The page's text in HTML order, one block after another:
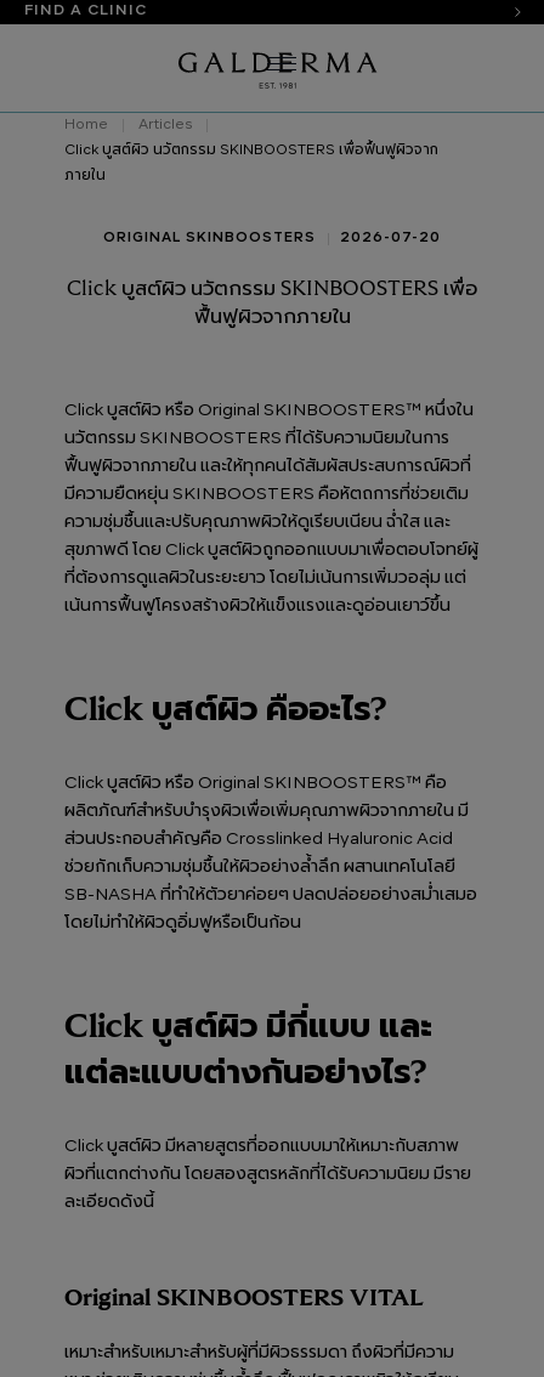
FIND A CLINIC
Home
Articles
Click บูสต์ผิว นวัตกรรม SKINBOOSTERS เพื่อฟื้นฟูผิวจาก
ภายใน
ORIGINAL SKINBOOSTERS 2026-07-20
Click บูสต์ผิว นวัตกรรม SKINBOOSTERS เพื่อ
ฟื้นฟูผิวจากภายใน
Click บูสต์ผิว หรือ Original SKINBOOSTERS™ หนึ่งใน
นวัตกรรม SKINBOOSTERS ที่ได้รับความนิยมในการ
ฟื้นฟูผิวจากภายใน และให้ทุกคนได้สัมผัสประสบการณ์ผิวที่
มีความยืดหยุ่น SKINBOOSTERS คือหัตถการที่ช่วยเติม
ความชุ่มชื้นและปรับคุณภาพผิวให้ดูเรียบเนียน ฉ่ำใส และ
สุขภาพดี โดย Click บูสต์ผิวถูกออกแบบมาเพื่อตอบโจทย์ผู้
ที่ต้องการดูแลผิวในระยะยาว โดยไม่เน้นการเพิ่มวอลุ่ม แต่
เน้นการฟื้นฟูโครงสร้างผิวให้แข็งแรงและดูอ่อนเยาว์ขึ้น
Click บูสต์ผิว คืออะไร?
Click บูสต์ผิว หรือ Original SKINBOOSTERS™ คือ
ผลิตภัณฑ์สำหรับบำรุงผิวเพื่อเพิ่มคุณภาพผิวจากภายใน มี
ส่วนประกอบสำคัญคือ Crosslinked Hyaluronic Acid
ช่วยกักเก็บความชุ่มชื้นให้ผิวอย่างล้ำลึก ผสานเทคโนโลยี
SB-NASHA ที่ทำให้ตัวยาค่อยๆ ปลดปล่อยอย่างสม่ำเสมอ
โดยไม่ทำให้ผิวดูอิ่มฟูหรือเป็นก้อน
Click บูสต์ผิว มีกี่แบบ และ
แต่ละแบบต่างกันอย่างไร?
Click บูสต์ผิว มีหลายสูตรที่ออกแบบมาให้เหมาะกับสภาพ
ผิวที่แตกต่างกัน โดยสองสูตรหลักที่ได้รับความนิยม มีราย
ละเอียดดังนี้
Original SKINBOOSTERS VITAL
เหมาะสำหรับเหมาะสำหรับผู้ที่มีผิวธรรมดา ถึงผิวที่มีความ